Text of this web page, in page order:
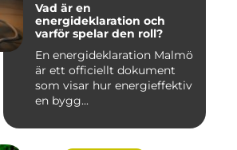
Vad är en
energideklaration och
varför spelar den roll?
En energideklaration Malmö
är ett officiellt dokument
som visar hur energieffektiv
en bygg...